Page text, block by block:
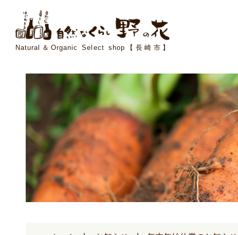
Natural＆Organic Select shop【長崎市】